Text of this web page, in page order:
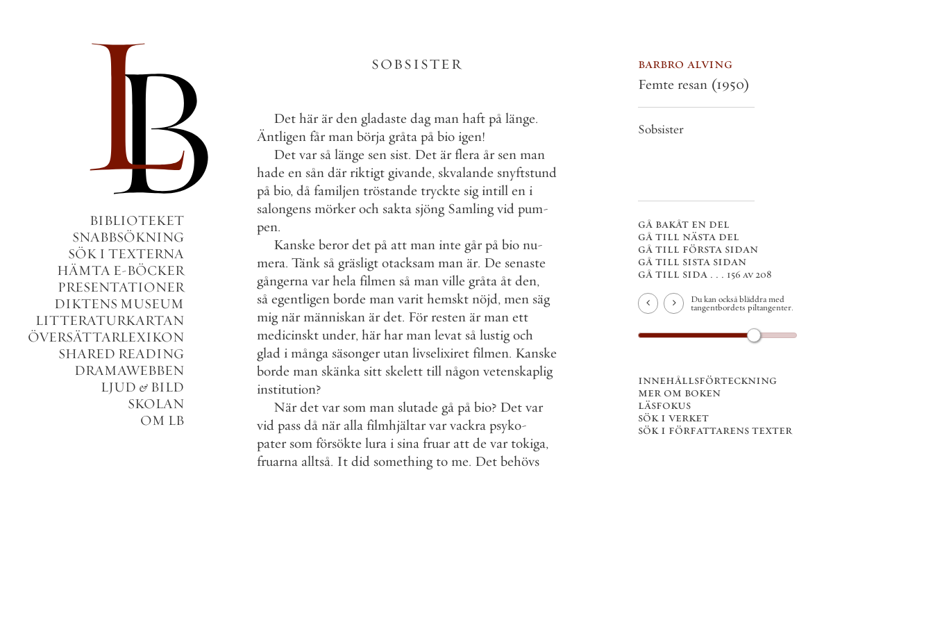
BIBLIOTEKET
SNABBSÖKNING
SÖK I TEXTERNA
HÄMTA E-BÖCKER
PRESENTATIONER
DIKTENS MUSEUM
LITTERATURKARTAN
ÖVERSÄTTARLEXIKON
SHARED READING
DRAMAWEBBEN
LJUD & BILD
SKOLAN
OM LB
SOBSISTER
Det här är den gladaste dag man haft på länge.
Äntligen får man börja gråta på bio igen!
Det var så länge sen sist. Det är flera år sen man
hade en sån där riktigt givande, skvalande snyftstund
på bio, då familjen tröstande tryckte sig intill en i
salongens mörker och sakta sjöng Samling vid pum-
pen.
Kanske beror det på att man inte går på bio nu-
mera. Tänk så gräsligt otacksam man är. De senaste
gångerna var hela filmen så man ville gråta åt den,
så egentligen borde man varit hemskt nöjd, men säg
mig när människan är det. För resten är man ett
medicinskt under, här har man levat så lustig och
glad i många säsonger utan livselixiret filmen. Kanske
borde man skänka sitt skelett till någon vetenskaplig
institution?
När det var som man slutade gå på bio? Det var
vid pass då när alla filmhjältar var vackra psyko-
pater som försökte lura i sina fruar att de var tokiga,
fruarna alltså. It did something to me. Det behövs
barbro alving
Femte resan (1950)
Sobsister
gå bakåt en del
gå till nästa del
gå till första sidan
gå till sista sidan
gå till sida . . . 156 av 208
Du kan också bläddra med
tangentbordets piltangenter.
innehållsförteckning
mer om boken
läsfokus
sök i verket
sök i författarens texter